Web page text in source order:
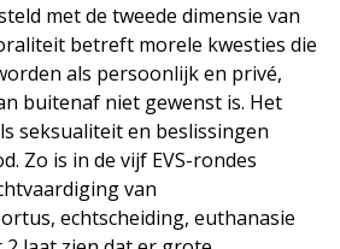
met de tweede dimensie van
betreft morele kwesties die
als persoonlijk en privé,
buitenaf niet gewenst is. Het
seksualiteit en beslissingen
Zo is in de vijf EVS-rondes
van
echtscheiding, euthanasie